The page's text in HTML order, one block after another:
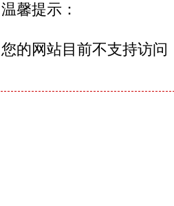
温馨提示：
您的网站目前不支持访